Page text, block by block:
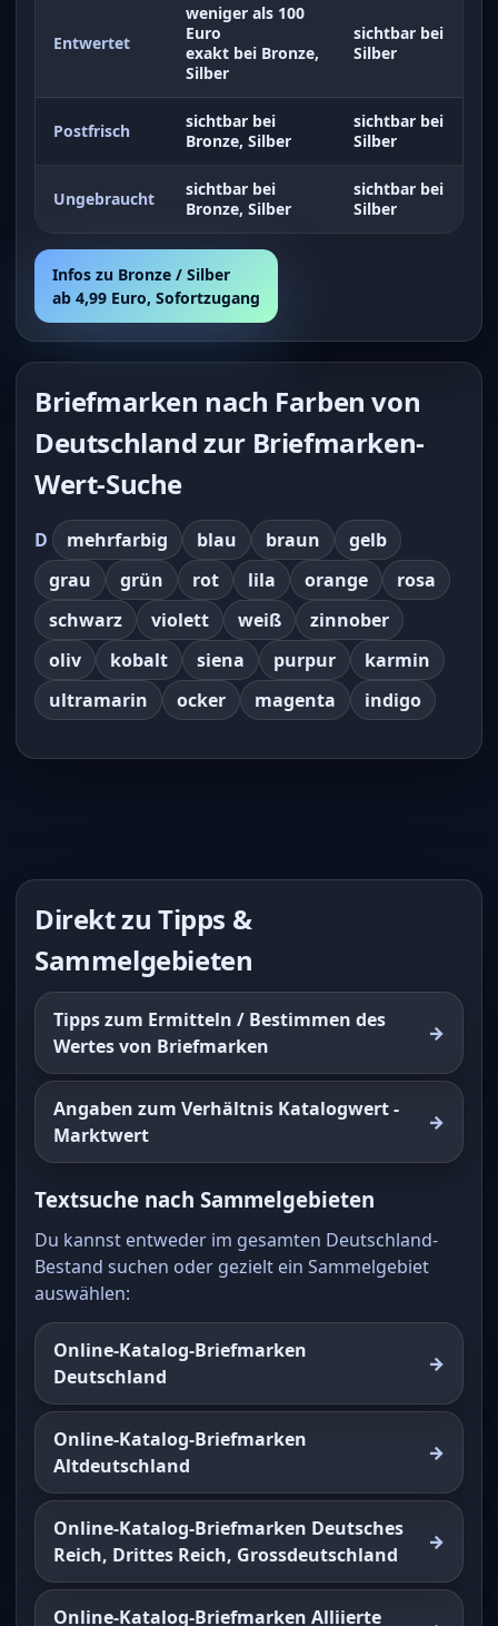
Entwertet
weniger als 100
Euro
exakt bei Bronze,
Silber
sichtbar bei
Silber
Postfrisch
sichtbar bei
Bronze, Silber
sichtbar bei
Silber
Ungebraucht
sichtbar bei
Bronze, Silber
sichtbar bei
Silber
Infos zu Bronze / Silber
ab 4,99 Euro, Sofortzugang
Briefmarken nach Farben von
Deutschland zur Briefmarken-
Wert-Suche
D mehrfarbig blau braun
gelb
grau
grün rot lila orange
rosa
schwarz
violett weiß
zinnober
oliv
kobalt siena purpur
karmin
ultramarin
ocker magenta indigo
Direkt zu Tipps &
Sammelgebieten
Tipps zum Ermitteln / Bestimmen des
Wertes von Briefmarken
Angaben zum Verhältnis Katalogwert -
Marktwert
Textsuche nach Sammelgebieten
Du kannst entweder im gesamten Deutschland-
Bestand suchen oder gezielt ein Sammelgebiet
auswählen:
Online-Katalog-Briefmarken
Deutschland
Online-Katalog-Briefmarken
Altdeutschland
Online-Katalog-Briefmarken Deutsches
Reich, Drittes Reich, Grossdeutschland
Online-Katalog-Briefmarken Alliierte